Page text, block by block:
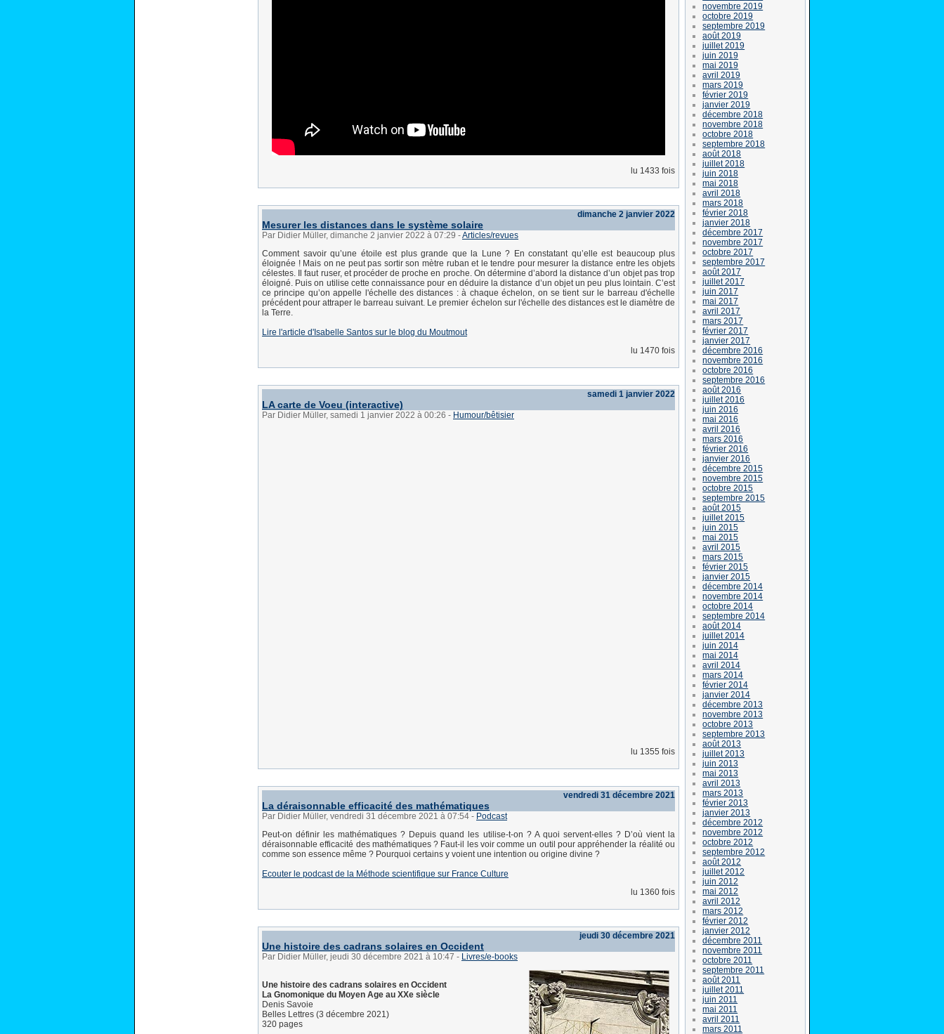
lu 1433 fois
dimanche 2 janvier 2022
Mesurer les distances dans le système solaire
Par Didier Müller, dimanche 2 janvier 2022 à 07:29 -Articles/revues
Comment savoir qu’une étoile est plus grande que la Lune ? En constatant qu’elle est beaucoup plus
éloignée ! Mais on ne peut pas sortir son mètre ruban et le tendre pour mesurer la distance entre les objets
célestes. Il faut ruser, et procéder de proche en proche. On détermine d’abord la distance d’un objet pas trop
éloigné. Puis on utilise cette connaissance pour en déduire la distance d’un objet un peu plus lointain. C’est
ce principe qu’on appelle l'échelle des distances : à chaque échelon, on se tient sur le barreau d'échelle
précédent pour attraper le barreau suivant. Le premier échelon sur l'échelle des distances est le diamètre de
la Terre.
Lire l'article d'Isabelle Santos sur le blog du Moutmout
lu 1470 fois
samedi 1 janvier 2022
LA carte de Voeu (interactive)
Par Didier Müller, samedi 1 janvier 2022 à 00:26 - Humour/bêtisier
lu 1355 fois
vendredi 31 décembre 2021
La déraisonnable efficacité des mathématiques
Par Didier Müller, vendredi 31 décembre 2021 à 07:54 - Podcast
Peut-on définir les mathématiques ? Depuis quand les utilise-t-on ? A quoi servent-elles ? D’où vient la
déraisonnable efficacité des mathématiques ? Faut-il les voir comme un outil pour appréhender la réalité ou
comme son essence même ? Pourquoi certains y voient une intention ou origine divine ?
Ecouter le podcast de la Méthode scientifique sur France Culture
lu 1360 fois
jeudi 30 décembre 2021
Une histoire des cadrans solaires en Occident
Par Didier Müller, jeudi 30 décembre 2021 à 10:47 - Livres/e-books
Une histoire des cadrans solaires en Occident
La Gnomonique du Moyen Age au XXe siècle
Denis Savoie
Belles Lettres (3 décembre 2021)
320 pages
novembre 2019
octobre 2019
septembre 2019
août 2019
juillet 2019
juin 2019
mai 2019
avril 2019
mars 2019
février 2019
janvier 2019
décembre 2018
novembre 2018
octobre 2018
septembre 2018
août 2018
juillet 2018
juin 2018
mai 2018
avril 2018
mars 2018
février 2018
janvier 2018
décembre 2017
novembre 2017
octobre 2017
septembre 2017
août 2017
juillet 2017
juin 2017
mai 2017
avril 2017
mars 2017
février 2017
janvier 2017
décembre 2016
novembre 2016
octobre 2016
septembre 2016
août 2016
juillet 2016
juin 2016
mai 2016
avril 2016
mars 2016
février 2016
janvier 2016
décembre 2015
novembre 2015
octobre 2015
septembre 2015
août 2015
juillet 2015
juin 2015
mai 2015
avril 2015
mars 2015
février 2015
janvier 2015
décembre 2014
novembre 2014
octobre 2014
septembre 2014
août 2014
juillet 2014
juin 2014
mai 2014
avril 2014
mars 2014
février 2014
janvier 2014
décembre 2013
novembre 2013
octobre 2013
septembre 2013
août 2013
juillet 2013
juin 2013
mai 2013
avril 2013
mars 2013
février 2013
janvier 2013
décembre 2012
novembre 2012
octobre 2012
septembre 2012
août 2012
juillet 2012
juin 2012
mai 2012
avril 2012
mars 2012
février 2012
janvier 2012
décembre 2011
novembre 2011
octobre 2011
septembre 2011
août 2011
juillet 2011
juin 2011
mai 2011
avril 2011
mars 2011